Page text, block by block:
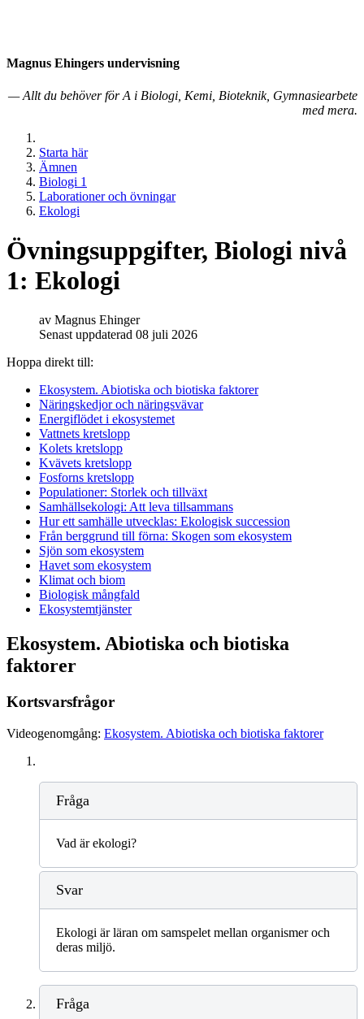
Magnus Ehingers under­visning
— Allt du behöver för A i Biologi, Kemi, Bioteknik, Gymnasiearbete
med mera.
Starta här
Ämnen
Biologi 1
Laborationer och övningar
Ekologi
Övningsuppgifter, Biologi nivå
1: Ekologi
av Magnus Ehinger
Senast uppdaterad 08 juli 2026
Hoppa direkt till:
Ekosystem. Abiotiska och biotiska faktorer
Näringskedjor och näringsvävar
Energiflödet i ekosystemet
Vattnets kretslopp
Kolets kretslopp
Kvävets kretslopp
Fosforns kretslopp
Populationer: Storlek och tillväxt
Samhällsekologi: Att leva tillsammans
Hur ett samhälle utvecklas: Ekologisk succession
Från berggrund till förna: Skogen som ekosystem
Sjön som ekosystem
Havet som ekosystem
Klimat och biom
Biologisk mångfald
Ekosystemtjänster
Ekosystem. Abiotiska och biotiska
faktorer
Kortsvarsfrågor
Videogenomgång: Ekosystem. Abiotiska och biotiska faktorer
Fråga
Vad är ekologi?
Svar
Ekologi är läran om samspelet mellan organismer och
deras miljö.
Fråga